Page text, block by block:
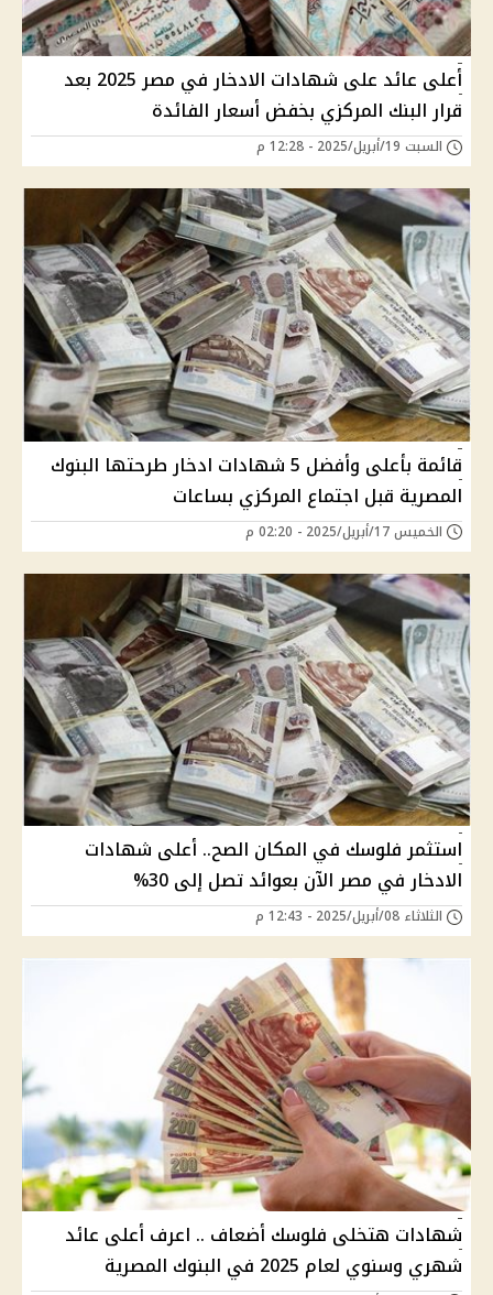
أعلى عائد على شهادات الادخار في مصر 2025 بعد
قرار البنك المركزي بخفض أسعار الفائدة
السبت 19/أبريل/2025 - 12:28 م
قائمة بأعلى وأفضل 5 شهادات ادخار طرحتها البنوك
المصرية قبل اجتماع المركزي بساعات
الخميس 17/أبريل/2025 - 02:20 م
استثمر فلوسك في المكان الصح.. أعلى شهادات
الادخار في مصر الآن بعوائد تصل إلى 30%
الثلاثاء 08/أبريل/2025 - 12:43 م
شهادات هتخلى فلوسك أضعاف .. اعرف أعلى عائد
شهري وسنوي لعام 2025 في البنوك المصرية